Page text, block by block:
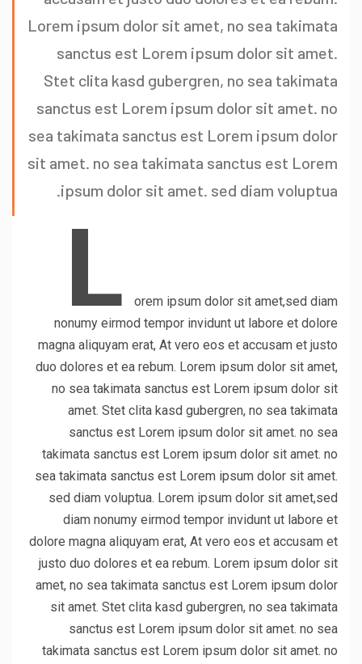
Lorem ipsum dolor sit amet, no sea takimata
sanctus est Lorem ipsum dolor sit amet.
Stet clita kasd gubergren, no sea takimata
sanctus est Lorem ipsum dolor sit amet. no
sea takimata sanctus est Lorem ipsum dolor
sit amet. no sea takimata sanctus est Lorem
ipsum dolor sit amet. sed diam voluptua.
L
orem ipsum dolor sit amet,sed diam
nonumy eirmod tempor invidunt ut labore et dolore
magna aliquyam erat, At vero eos et accusam et justo
duo dolores et ea rebum. Lorem ipsum dolor sit amet,
no sea takimata sanctus est Lorem ipsum dolor sit
amet. Stet clita kasd gubergren, no sea takimata
sanctus est Lorem ipsum dolor sit amet. no sea
takimata sanctus est Lorem ipsum dolor sit amet. no
sea takimata sanctus est Lorem ipsum dolor sit amet.
sed diam voluptua. Lorem ipsum dolor sit amet,sed
diam nonumy eirmod tempor invidunt ut labore et
dolore magna aliquyam erat, At vero eos et accusam et
justo duo dolores et ea rebum. Lorem ipsum dolor sit
amet, no sea takimata sanctus est Lorem ipsum dolor
sit amet. Stet clita kasd gubergren, no sea takimata
sanctus est Lorem ipsum dolor sit amet. no sea
takimata sanctus est Lorem ipsum dolor sit amet. no